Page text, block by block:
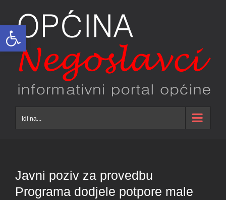
Open toolbar
content
Idi na...
Javni poziv za provedbu
Programa dodjele potpore male